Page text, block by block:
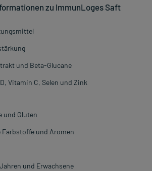
zu ImmunLoges Saft
und Beta-Glucane
Vitamin C, Selen und Zink
und Gluten
Farbstoffe und Aromen
und Erwachsene